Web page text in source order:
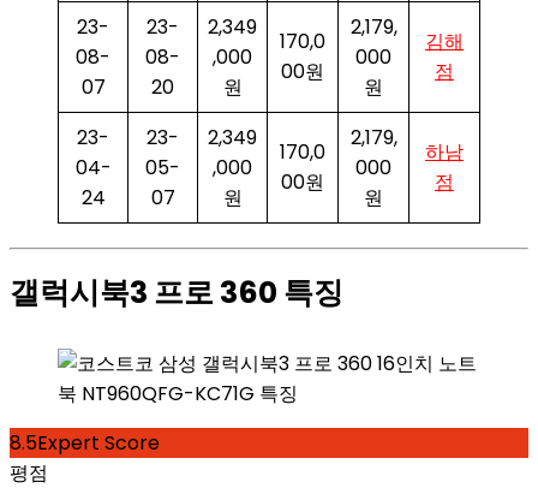
23-
08-
07
23-
08-
20
2,349
,000
원
170,0
00원
2,179,
000
원
김해
점
23-
04-
24
23-
05-
07
2,349
,000
원
170,0
00원
2,179,
000
원
하남
점
갤럭시북3 프로 360 특징
8.5Expert Score
평점